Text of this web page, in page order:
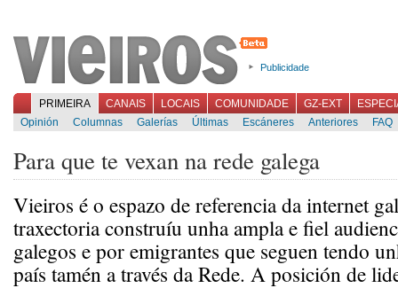
Publicidade
PRIMEIRA CANAIS LOCAIS COMUNIDADE GZ-EXT
Opinión
Columnas Galerías Últimas Escáneres Anteriores FAQ
Para que te vexan na rede galega
Vieiros é o espazo de referencia da internet
traxectoria construíu unha ampla e fiel
galegos e por emigrantes que seguen tendo
país tamén a través da Rede. A posición de